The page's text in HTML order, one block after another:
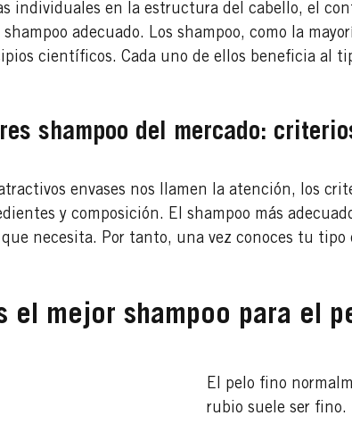
individuales en la estructura del cabello, el
adecuado. Los shampoo, como la
científicos. Cada uno de ellos beneficia al
shampoo del mercado:
envases nos llamen la atención, los
y composición. El shampoo más
necesita. Por tanto, una vez conoces tu
el mejor shampoo para el
El pelo fino
rubio suele ser fino.